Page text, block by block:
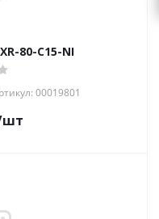
80-C15-NI
00019801